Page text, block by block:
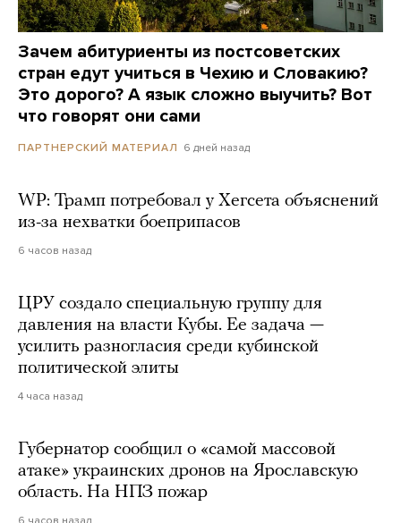
Зачем абитуриенты из постсоветских
стран едут учиться в Чехию и Словакию?
Это дорого? А язык сложно выучить? Вот
что говорят они сами
ПАРТНЕРСКИЙ МАТЕРИАЛ 6 дней назад
WP: Трамп потребовал у Хегсета объяснений
из-за нехватки боеприпасов
6 часов назад
ЦРУ создало специальную группу для
давления на власти Кубы. Ее задача —
усилить разногласия среди кубинской
политической элиты
4 часа назад
Губернатор сообщил о «самой массовой
атаке» украинских дронов на Ярославскую
область. На НПЗ пожар